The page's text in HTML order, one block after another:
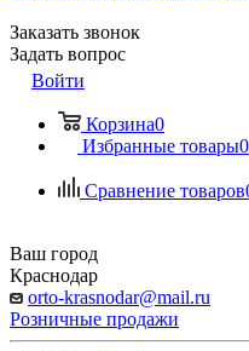
Заказать звонок
Задать вопрос
Войти
Корзина0
Избранные товары0
Сравнение товаров
Ваш город
Краснодар
orto-krasnodar@mail.ru
Розничные продажи